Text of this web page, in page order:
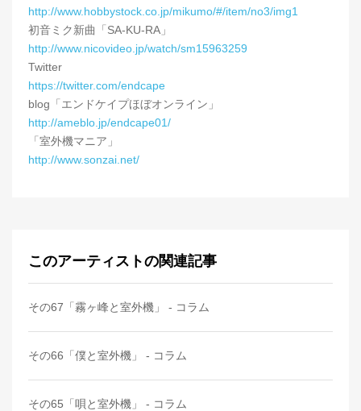
http://www.hobbystock.co.jp/mikumo/#/item/no3/img1
初音ミク新曲「SA-KU-RA」
http://www.nicovideo.jp/watch/sm15963259
Twitter
https://twitter.com/endcape
blog「エンドケイプほぼオンライン」
http://ameblo.jp/endcape01/
「室外機マニア」
http://www.sonzai.net/
このアーティストの関連記事
その67「霧ヶ峰と室外機」 - コラム
その66「僕と室外機」 - コラム
その65「唄と室外機」 - コラム